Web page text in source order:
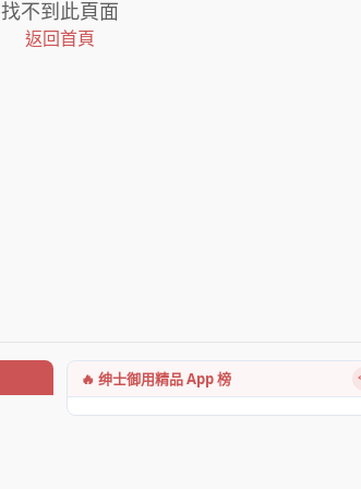
找不到此頁面
返回首頁
🔥 绅士御用精品 App 榜